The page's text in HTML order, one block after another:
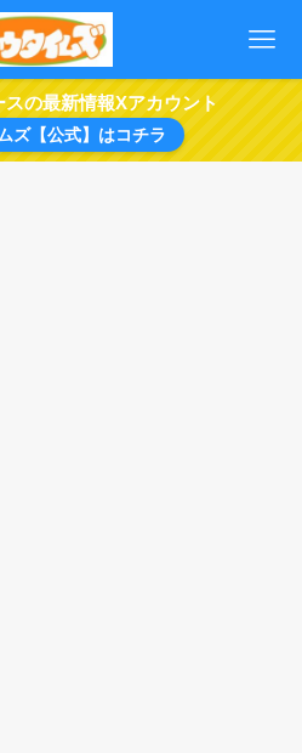
の最新情報Xアカウント
ズ【公式】はコチラ